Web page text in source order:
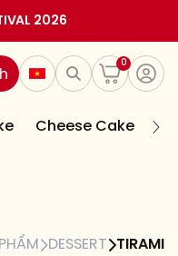
2026
0
Cheese Cake
DESSERT